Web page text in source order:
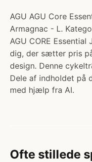
AGU AGU Core
Armagnac - L.
AGU CORE
dig, der sætter pris
design. Denne
Dele af indholdet på
med hjælp fra AI.
Ofte stillede